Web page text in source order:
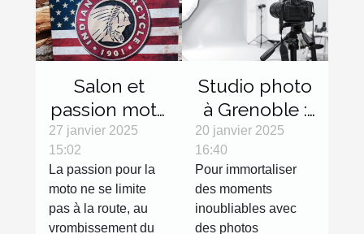
Salon et
passion moto
: les objets
décoration
qui feront
toute la
différence
27 janvier 2025
15:02
La passion pour la
moto ne se limite
pas à la route, au
vrombissement du
Studio photo
à Grenoble :
réalisez des
clichés de
qualité !
20 janvier 2025
16:40
Pour immortaliser
des moments
inoubliables avec
des photos